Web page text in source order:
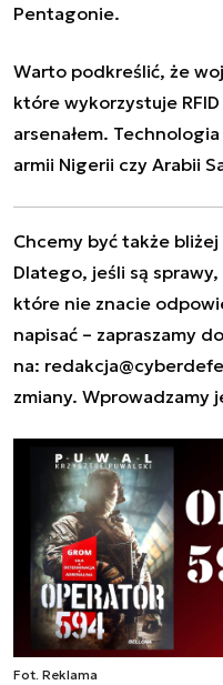
Pentagonie.
Warto podkreślić, że
które wykorzystuje
arsenałem.
armii Nigerii czy Arabii
Chcemy być także
Dlatego, jeśli są
które nie znacie
napisać – zapraszamy
na:
zmiany. Wprowadzamy
Fot. Reklama